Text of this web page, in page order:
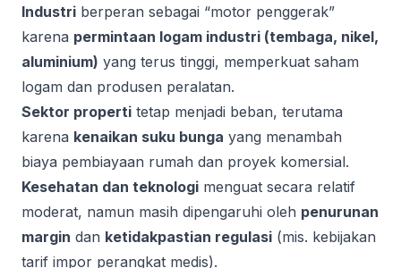
Industri berperan sebagai “motor penggerak”
karena permintaan logam industri (tembaga, nikel,
aluminium) yang terus tinggi, memperkuat saham
logam dan produsen peralatan.
Sektor properti tetap menjadi beban, terutama
karena kenaikan suku bunga yang menambah
biaya pembiayaan rumah dan proyek komersial.
Kesehatan dan teknologi menguat secara relatif
moderat, namun masih dipengaruhi oleh penurunan
margin dan ketidakpastian regulasi (mis. kebijakan
tarif impor perangkat medis).